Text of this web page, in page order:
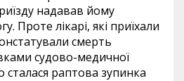
надавав йому
Проте лікарі, які приїхали
смерть
судово-медичної
сталася раптова зупинка